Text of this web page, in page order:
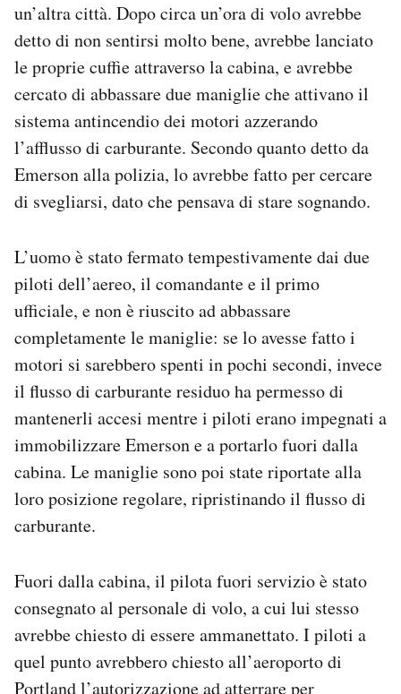
un’altra città. Dopo circa un’ora di volo avrebbe
detto di non sentirsi molto bene, avrebbe lanciato
le proprie cuffie attraverso la cabina, e avrebbe
cercato di abbassare due maniglie che attivano il
sistema antincendio dei motori azzerando
l’afflusso di carburante. Secondo quanto detto da
Emerson alla polizia, lo avrebbe fatto per cercare
di svegliarsi, dato che pensava di stare sognando.
L’uomo è stato fermato tempestivamente dai due
piloti dell’aereo, il comandante e il primo
ufficiale, e non è riuscito ad abbassare
completamente le maniglie: se lo avesse fatto i
motori si sarebbero spenti in pochi secondi, invece
il flusso di carburante residuo ha permesso di
mantenerli accesi mentre i piloti erano impegnati a
immobilizzare Emerson e a portarlo fuori dalla
cabina. Le maniglie sono poi state riportate alla
loro posizione regolare, ripristinando il flusso di
carburante.
Fuori dalla cabina, il pilota fuori servizio è stato
consegnato al personale di volo, a cui lui stesso
avrebbe chiesto di essere ammanettato. I piloti a
quel punto avrebbero chiesto all’aeroporto di
Portland l’autorizzazione ad atterrare per